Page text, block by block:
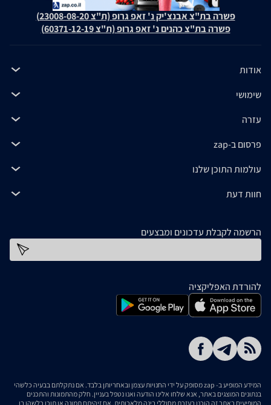
פשרה בת"צ אבנצ'יק נ' זאפ גרופ (ת"צ 23008-08-20)
פשרה בת"צ כהנים נ' זאפ גרופ (ת"צ 60371-12-19)
אודות
שימושי
עזרה
פרסום ב-zap
עולמות התוכן שלנו
חוות דעת
הרשמה לקבלת עדכונים ומבצעים
להורדת האפליקציה
המידע המופיע ב- zap מסופק על ידי החנויות עצמן ובאחריותן בלבד. אם נתקלתם בבעיה כלשהי
בנתונים המוצגים באתר, אנא שלחו אלינו הודעה ואנו נטפל בעניין. חלק מהתמונות והתכנים
המופיעים באתר זה הוכנו בעזרת מחוללי בינה מלאכותית. אם זיהיתם תמונה או תוכן כלשהו בו